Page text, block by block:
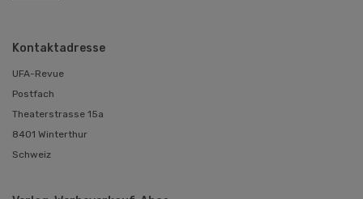
Kontaktadresse
UFA-Revue
Postfach
Theaterstrasse 15a
8401 Winterthur
Schweiz